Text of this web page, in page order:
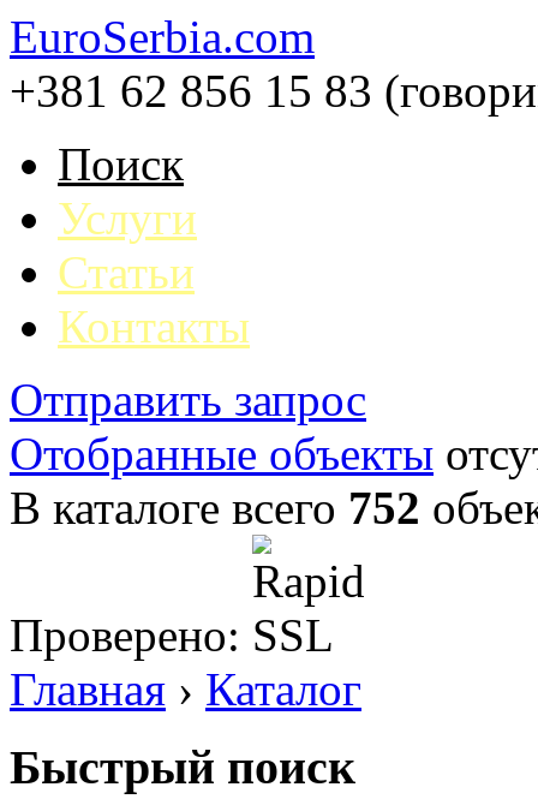
EuroSerbia.com
+381 62 856 15 83
Поиск
Услуги
Статьи
Контакты
Отправить запрос
Отобранные объекты
В каталоге всего 752
Проверено:
Главная › Каталог
Быстрый поиск